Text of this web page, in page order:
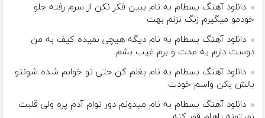
دانلود آهنگ بسطام به نام ببین فکر نکن از سرم رفته جلو
خودمو میگیرم زنگ نزنم بهت
دانلود آهنگ بسطام به نام دیگه هیچی نمیده کیف به من
دوست دارم یه مدت و برم غیب بشم
دانلود آهنگ بسطام به نام بغلم کن حتی تو خوابم شده شونتو
بالش بکن واسم خودت
دانلود آهنگ بسطام به نام میدونم دور توام آدم پره ولی قلبت